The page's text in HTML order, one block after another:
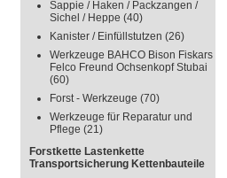
Sappie / Haken / Packzangen /
Sichel / Heppe (40)
Kanister / Einfüllstutzen (26)
Werkzeuge BAHCO Bison Fiskars
Felco Freund Ochsenkopf Stubai
(60)
Forst - Werkzeuge (70)
Werkzeuge für Reparatur und
Pflege (21)
Forstkette Lastenkette
Transportsicherung Kettenbauteile